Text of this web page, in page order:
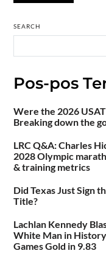
SEARCH
Pos-pos
Were the 2026
Breaking down the
LRC Q&A: Charles
2028 Olympic
& training metrics
Did Texas Just Sign
Title?
Lachlan Kennedy
White Man in History
Games Gold in 9.83